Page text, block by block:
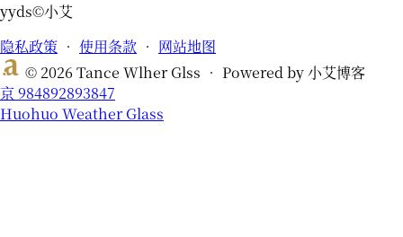
yyds©小艾
隐私政策 • 使用条款 • 网站地图
© 2026 Tance Wlher Glss • Powered by 小艾博客
京 984892893847
Huohuo Weather Glass